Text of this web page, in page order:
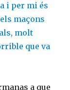
i per mi és
maçons
molt
que va
a que